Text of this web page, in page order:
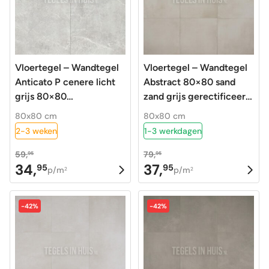
Vloertegel – Wandtegel
Anticato P cenere licht
grijs 80×80
gerectificeerd R9
80x80 cm
2-3 weken
59,95
Oorspronkelijke
prijs
was:
59,95.
34,95
Huidige
prijs
is:
34,95.
p/m2
Vloertegel – Wandtegel
Abstract 80×80 sand
zand grijs gerectificeerd
OP=OP
80x80 cm
1-3 werkdagen
79,95
Oorspronkelijke
prijs
was:
79,95.
37,95
Huidige
prijs
is:
37,95.
p/m2
-42% -42%